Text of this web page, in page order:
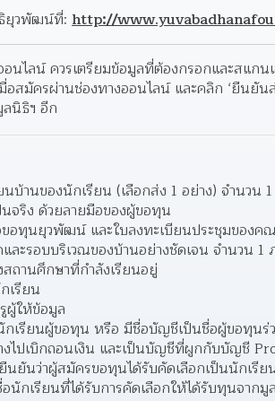
ยุวพัฒน์ที่: http://
อนไลน์ ควรเตรียมข้อมูลที่ต้องกรอกและสแก
สมัครผ่านช่องทางออนไลน์ และคลิก ‘ยืนยัน
นิธิฯ อีก
นบ้านของนักเรียน (เลือกส่ง 1 อย่าง) จำนวน
นจริง ด้วยลายมือของผู้ขอทุน
อทุนยุวพัฒน์ และใบลงทะเบียนประชุมของค
ะรอบบริเวณของบ้านอย่างชัดเจน จำนวน 1
ถานศึกษาที่กำลังเรียนอยู่
เรียน
ผู้ให้ข้อมูล
เรียนผู้ขอทุน หรือ มีชื่อบัญชีเป็นชื่อผู้ขอทุนร่
ไปเบิกถอนเงิน และเป็นบัญชีที่ผูกกับบัญชี
นยันว่าผู้สมัครขอทุนได้รับคัดเลือกเป็นนักเ
นักเรียนที่ได้รับการคัดเลือกให้ได้รับทุนจา